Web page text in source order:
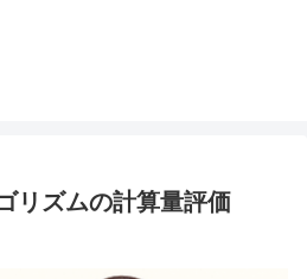
リズムの計算量評価